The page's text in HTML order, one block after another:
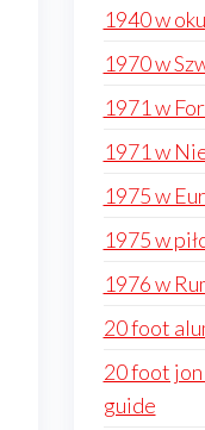
1940 w
1970 w
1971 w
1971 w
1975 w
1975 w
1976 w
20 foot
20 foot
guide